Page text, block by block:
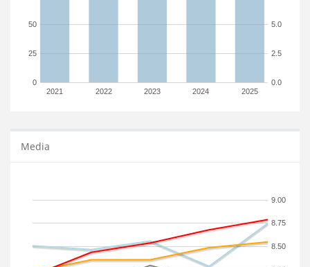
2021 2022 2023 2024 2025
0
25
50
0.0
2.5
5.0
Media
8.50
8.75
9.00